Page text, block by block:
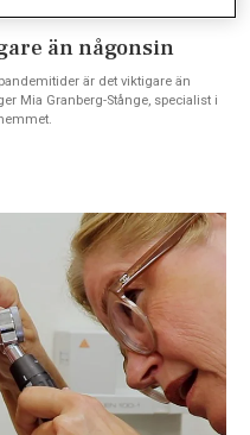
än någonsin
är det viktigare än
Mia Granberg-Stånge, specialist i